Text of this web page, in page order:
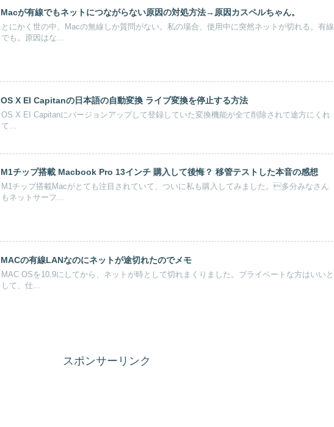
Macが有線でもネットにつながらない原因の対処方法→原因カスペルちゃん。
とにかく世の中、Macの無線しか質問がない。私の場合、使用中に突然ネットが切れる。有線
でも。原因はな...
OS X EI Capitanの日本語の自動変換 ライブ変換を停止する方法
OS X EI Capitanにバージョンアップして登録していた変換機能が全て削除されて途方にくれ
て...
M1チップ搭載 Macbook Pro 13インチ 購入して後悔？ 移管テストした本音の感想
M1チップ搭載Macがとても注目されていて、ついに私も購入してみました。多分みなさん
もネットサーフ...
MACの有線LANなのにネットが途切れたのでメモ
MAC OSを10.9にしてから、ネットが時として切れまくりました。プライベートな方はいいと
して、仕...
スポンサーリンク